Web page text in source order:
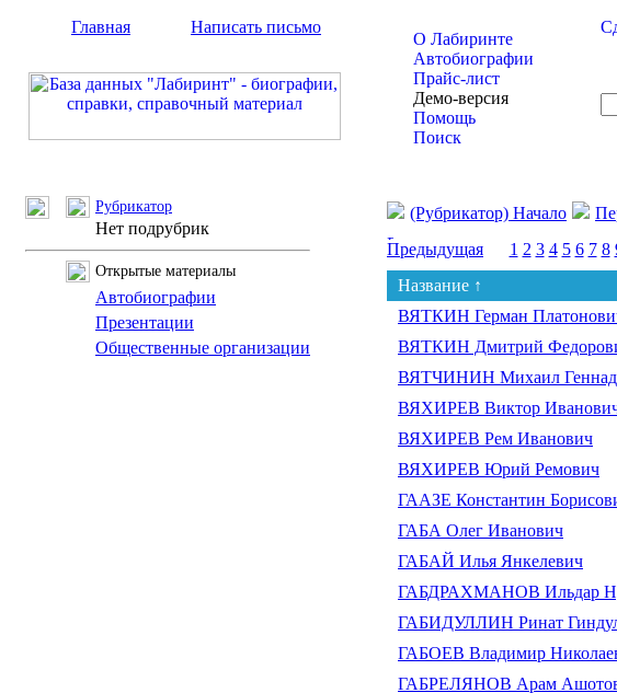
Главная Написать письмо
О Лабиринте
Автобиографии
Прайс-лист
Демо-версия
Помощь
Поиск
Рубрикатор
Нет подрубрик
Открытые материалы
Автобиографии
Презентации
Общественные организации
(Рубрикатор) Начало
Предыдущая
1 2 3 4 5 6 7 8
Название ↑
ВЯТКИН Герман
ВЯТКИН Дмитрий
ВЯТЧИНИН Михаил
ВЯХИРЕВ Виктор
ВЯХИРЕВ Рем Иванович
ВЯХИРЕВ Юрий Ремович
ГААЗЕ Константин
ГАБА Олег Иванович
ГАБАЙ Илья Янкелевич
ГАБДРАХМАНОВ Ильдар
ГАБИДУЛЛИН Ринат
ГАБОЕВ Владимир
ГАБРЕЛЯНОВ Арам